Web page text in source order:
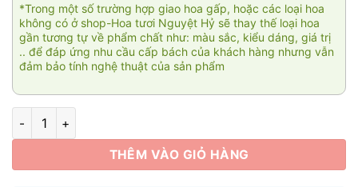
*Trong một số trường hợp giao hoa gấp, hoặc các loại hoa
không có ở shop-Hoa tươi Nguyệt Hỷ sẽ thay thế loại hoa
gần tương tự về phẩm chất như: màu sắc, kiểu dáng, giá trị
.. để đáp ứng nhu cầu cấp bách của khách hàng nhưng vẫn
đảm bảo tính nghệ thuật của sản phẩm
Ensoleillé 002 số lượng
THÊM VÀO GIỎ HÀNG